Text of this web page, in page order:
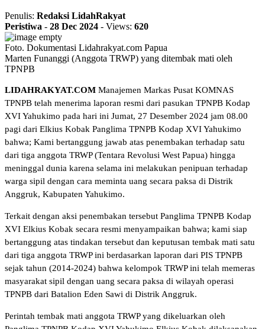
Penulis: Redaksi LidahRakyat
Peristiwa - 28 Dec 2024 - Views: 620
Foto. Dokumentasi Lidahrakyat.com Papua
Marten Funanggi (Anggota TRWP) yang ditembak mati oleh
TPNPB
LIDAHRAKYAT.COM Manajemen Markas Pusat KOMNAS
TPNPB telah menerima laporan resmi dari pasukan TPNPB Kodap
XVI Yahukimo pada hari ini Jumat, 27 Desember 2024 jam 08.00
pagi dari Elkius Kobak Panglima TPNPB Kodap XVI Yahukimo
bahwa; Kami bertanggung jawab atas penembakan terhadap satu
dari tiga anggota TRWP (Tentara Revolusi West Papua) hingga
meninggal dunia karena selama ini melakukan penipuan terhadap
warga sipil dengan cara meminta uang secara paksa di Distrik
Anggruk, Kabupaten Yahukimo.
Terkait dengan aksi penembakan tersebut Panglima TPNPB Kodap
XVI Elkius Kobak secara resmi menyampaikan bahwa; kami siap
bertanggung atas tindakan tersebut dan keputusan tembak mati satu
dari tiga anggota TRWP ini berdasarkan laporan dari PIS TPNPB
sejak tahun (2014-2024) bahwa kelompok TRWP ini telah memeras
masyarakat sipil dengan uang secara paksa di wilayah operasi
TPNPB dari Batalion Eden Sawi di Distrik Anggruk.
Perintah tembak mati anggota TRWP yang dikeluarkan oleh